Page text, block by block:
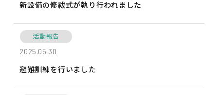
新設備の修祓式が執り行われました
活動報告
2025.05.30
避難訓練を行いました
避難訓練を行いました の詳細ページへ